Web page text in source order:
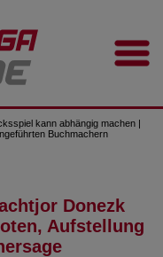
kann abhängig machen |
Buchmachern
Donezk
Aufstellung